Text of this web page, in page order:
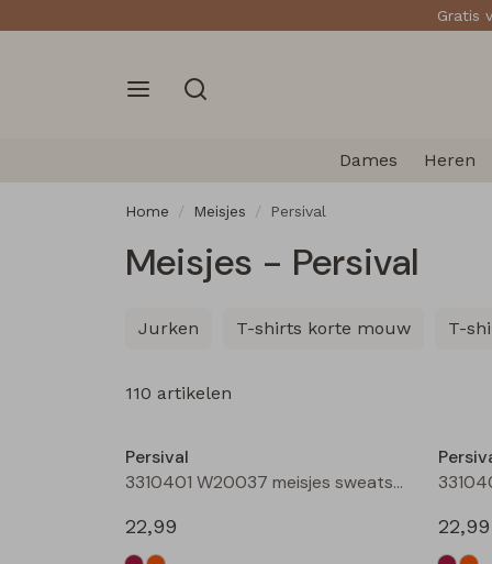
Gratis
Dames Heren
Home Meisjes Persival
Meisjes - Persival
T-shirts korte mouw T-
Jurken
110 artikelen
Persival
3310401 W20037 meisjes sweatshirt Bordeaux
22,99
22,99